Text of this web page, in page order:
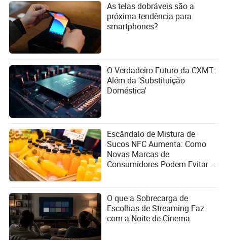
As telas dobráveis são a
próxima tendência para
smartphones?
O Verdadeiro Futuro da CXMT:
Além da 'Substituição
Doméstica'
Escândalo de Mistura de
Sucos NFC Aumenta: Como
Novas Marcas de
Consumidores Podem Evitar a
Conceitual?
O que a Sobrecarga de
Escolhas de Streaming Faz
com a Noite de Cinema